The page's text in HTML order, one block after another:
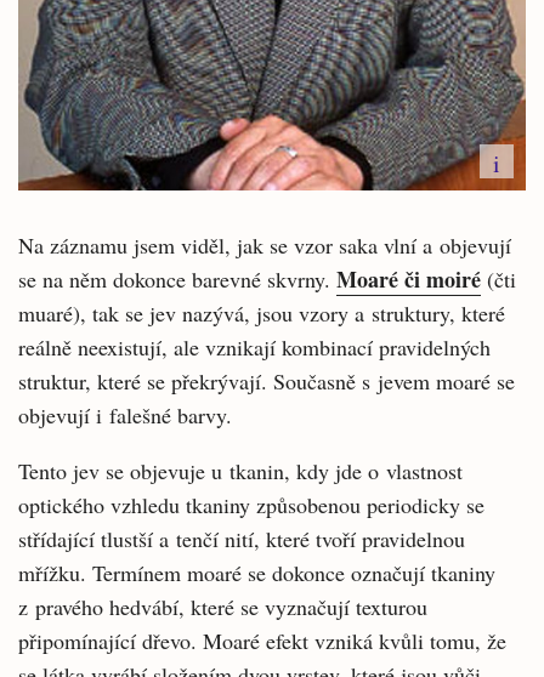
i
Na záznamu jsem viděl, jak se vzor saka vlní a objevují
se na něm dokonce barevné skvrny. Moaré či moiré (čti
muaré), tak se jev nazývá, jsou vzory a struktury, které
reálně neexistují, ale vznikají kombinací pravidelných
struktur, které se překrývají. Současně s jevem moaré se
objevují i falešné barvy.
Tento jev se objevuje u tkanin, kdy jde o vlastnost
optického vzhledu tkaniny způsobenou periodicky se
střídající tlustší a tenčí nití, které tvoří pravidelnou
mřížku. Termínem moaré se dokonce označují tkaniny
z pravého hedvábí, které se vyznačují texturou
připomínající dřevo. Moaré efekt vzniká kvůli tomu, že